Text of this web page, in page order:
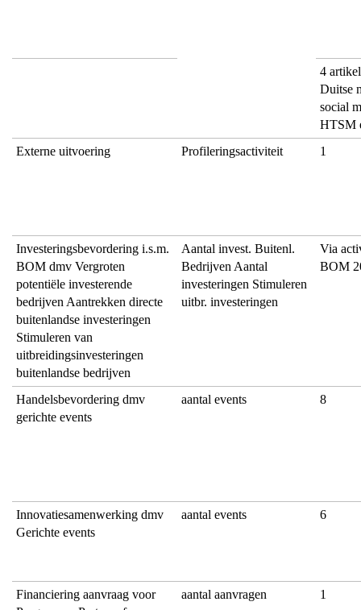
4
Duitse
social
HTSM
Externe uitvoering
Profileringsactiviteit 1
Investeringsbevordering i.s.m.
BOM dmv Vergroten
potentiële investerende
bedrijven Aantrekken directe
buitenlandse investeringen
Stimuleren van
uitbreidingsinvesteringen
buitenlandse bedrijven
Aantal invest. Buitenl.
Bedrijven Aantal
investeringen Stimuleren
uitbr. investeringen
Via
BOM
Handelsbevordering dmv
gerichte events
aantal events 8
Innovatiesamenwerking dmv
Gerichte events
aantal events 6
Financiering aanvraag voor
aantal aanvragen 1